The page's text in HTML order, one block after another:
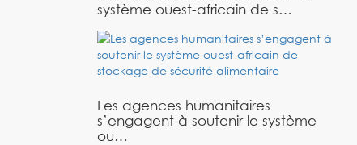
système ouest-africain de s…
Les agences humanitaires
s’engagent à soutenir le système
ou…